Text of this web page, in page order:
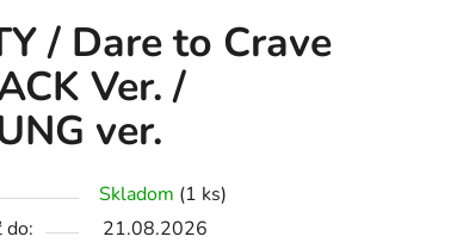
/ Dare to Crave
Ver. /
ver.
Skladom (1 ks)
do:
21.08.2026